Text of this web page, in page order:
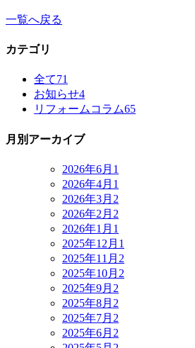
一覧へ戻る
カテゴリ
全て71
お知らせ4
リフォームコラム65
月別アーカイブ
2026年6月 1
2026年4月 1
2026年3月 2
2026年2月 2
2026年1月 1
2025年12月 1
2025年11月 2
2025年10月 2
2025年9月 2
2025年8月 2
2025年7月 2
2025年6月 2